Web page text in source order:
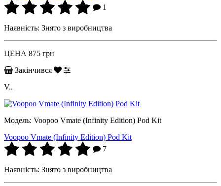
1
Наявність: Знято з виробництва
ЦЕНА 875 грн
Закінчився
V..
Модель: Voopoo Vmate (Infinity Edition) Pod Kit
Voopoo Vmate (Infinity Edition) Pod Kit
7
Наявність: Знято з виробництва